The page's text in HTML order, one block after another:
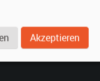
Akzeptieren